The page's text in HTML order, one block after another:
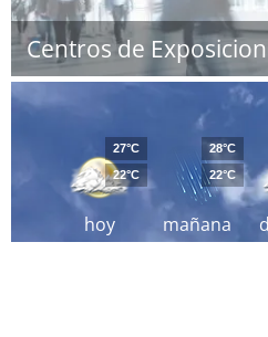
Centros de
hoy
27°C
22°C
mañana
28°C
22°C